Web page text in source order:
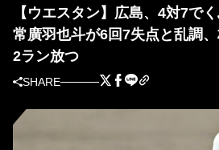
【ウエスタン】広島、4対7で
常廣羽也斗が6回7失点と乱調
2ラン放つ
SHARE